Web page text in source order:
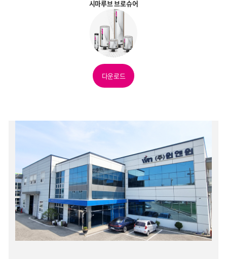
조립 시스템의 선형 가이드는 6개의 simalube 자동
적용 범위 및